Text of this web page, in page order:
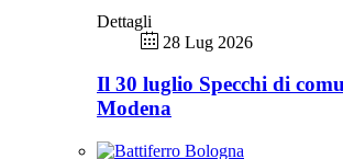
Dettagli
28 Lug 2026
Il 30 luglio Specchi di
Modena